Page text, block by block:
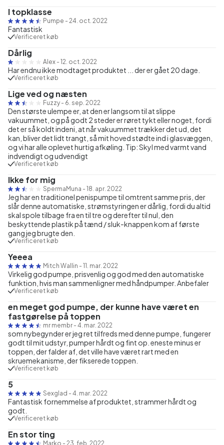
I topklasse
Pumpe - 24. oct. 2022
Fantastisk
Verificeret køb
Dårlig
Alex - 12. oct. 2022
Har endnu ikke modtaget produktet ... der er gået 20 dage.
Verificeret køb
Lige ved og næsten
Fuzzy - 6. sep. 2022
Den største ulempe er, at den er langsom til at slippe
vakuummet, og på godt 2 steder er røret tykt eller noget, fordi
det er så koldt indeni, at når vakuummet trækker det ud, det
kan, bliver det lidt trangt, så mit hoved stødte ind i glasvæggen,
og vi har alle oplevet hurtig afkøling. Tip: Skyl med varmt vand
indvendigt og udvendigt
Verificeret køb
Ikke for mig
SpermaMuna - 18. apr. 2022
Jeg har en traditionel penispumpe til omtrent samme pris, der
slår denne automatiske, strømstyringen er dårlig, fordi du altid
skal spole tilbage fra en til tre og derefter til nul, den
beskyttende plastik på tænd / sluk-knappen kom af første
gang jeg brugte den.
Verificeret køb
Yeeea
Mitch Wallin - 11. mar. 2022
Virkelig god pumpe, prisvenlig og god med den automatiske
funktion, hvis man sammenligner med håndpumper. Anbefaler
Verificeret køb
en meget god pumpe, der kunne have været en
fastgørelse på toppen
mr membr - 4. mar. 2022
som nybegynder er jeg ret tilfreds med denne pumpe, fungerer
godt til mit udstyr, pumper hårdt og fint op. eneste minus er
toppen, der falder af, det ville have været rart med en
skruemekanisme, der fikserede toppen.
Verificeret køb
5
Sexglad - 4. mar. 2022
Fantastisk fornemmelse af produktet, strammer hårdt og
godt.
Verificeret køb
En stor ting
Marko - 23. feb. 2022